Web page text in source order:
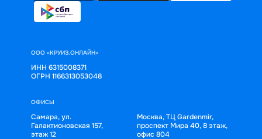
ООО «КРУИЗ.ОНЛАЙН»
ИНН 6315008371
ОГРН 1166313053048
ОФИСЫ
Самара, ул.
Галактионовская 157,
этаж 12
Москва, ТЦ Gardenmir,
проспект Мира 40, 8 этаж,
офис 804